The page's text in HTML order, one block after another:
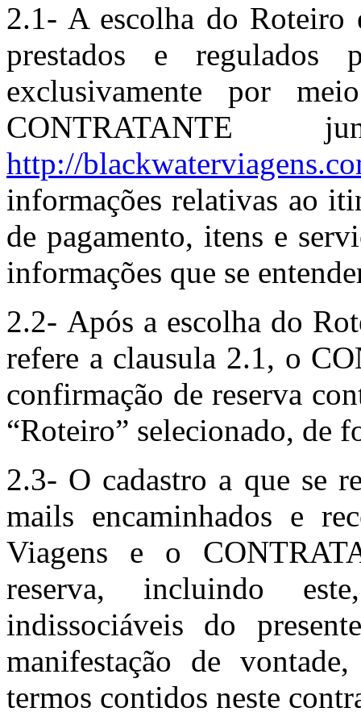
2.1- A escolha do Roteiro
prestados e regulados
exclusivamente por
http://
informações relativas ao
de pagamento, itens e
informações que se
2.2- Após a escolha do
refere a clausula 2.1, o
confirmação de reserva
“Roteiro” selecionado, de
2.3- O cadastro a que se
mails encaminhados e
Viagens e o
reserva, incluindo
indissociáveis do
manifestação de
termos contidos neste